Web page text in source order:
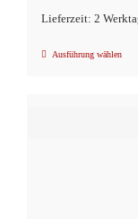
Lieferzeit: 2
Ausführung wählen